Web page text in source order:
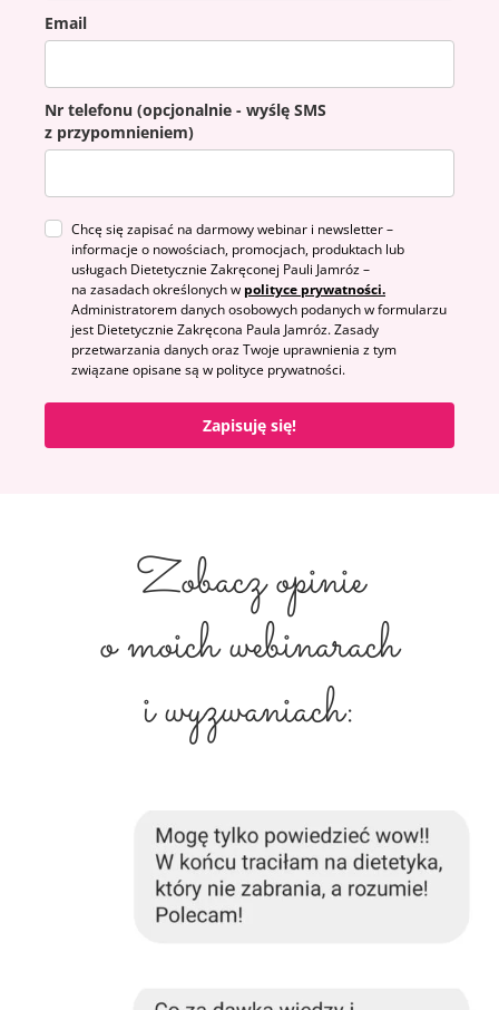
Email
Nr telefonu (opcjonalnie - wyślę SMS
z przypomnieniem)
Chcę się zapisać na darmowy webinar i newsletter –
informacje o nowościach, promocjach, produktach lub
usługach Dietetycznie Zakręconej Pauli Jamróz –
na zasadach określonych w polityce prywatności.
Administratorem danych osobowych podanych w formularzu
jest Dietetycznie Zakręcona Paula Jamróz. Zasady
przetwarzania danych oraz Twoje uprawnienia z tym
związane opisane są w polityce prywatności.
Zapisuję się!
Zobacz opinie
o moich webinarach
i wyzwaniach: